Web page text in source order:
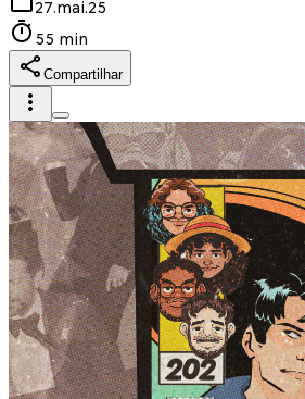
27.mai.25
55 min
Compartilhar